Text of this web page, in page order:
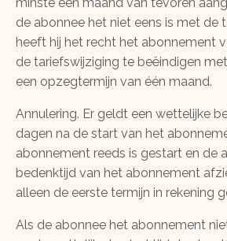
de abonnee het niet eens is met de
heeft hij het recht het abonnement
de tariefswijziging te beëindigen
een opzegtermijn van één maand.
Annulering. Er geldt een wettelijke
dagen na de start van het
abonnement reeds is gestart en de
bedenktijd van het abonnement
alleen de eerste termijn in rekening
Als de abonnee het abonnement